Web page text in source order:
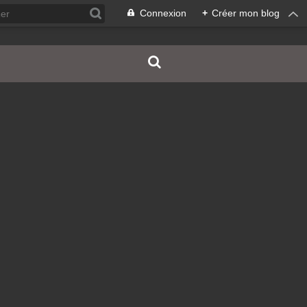
Connexion + Créer mon blog